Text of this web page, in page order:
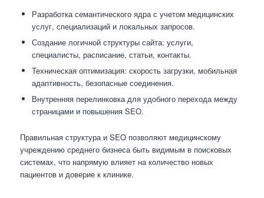
Разработка семантического ядра с учетом медицинских
услуг, специализаций и локальных запросов.
Создание логичной структуры сайта: услуги,
специалисты, расписание, статьи, контакты.
Техническая оптимизация: скорость загрузки, мобильная
адаптивность, безопасные соединения.
Внутренняя перелинковка для удобного перехода между
страницами и повышения SEO.
Правильная структура и SEO позволяют медицинскому
учреждению среднего бизнеса быть видимым в поисковых
системах, что напрямую влияет на количество новых
пациентов и доверие к клинике.